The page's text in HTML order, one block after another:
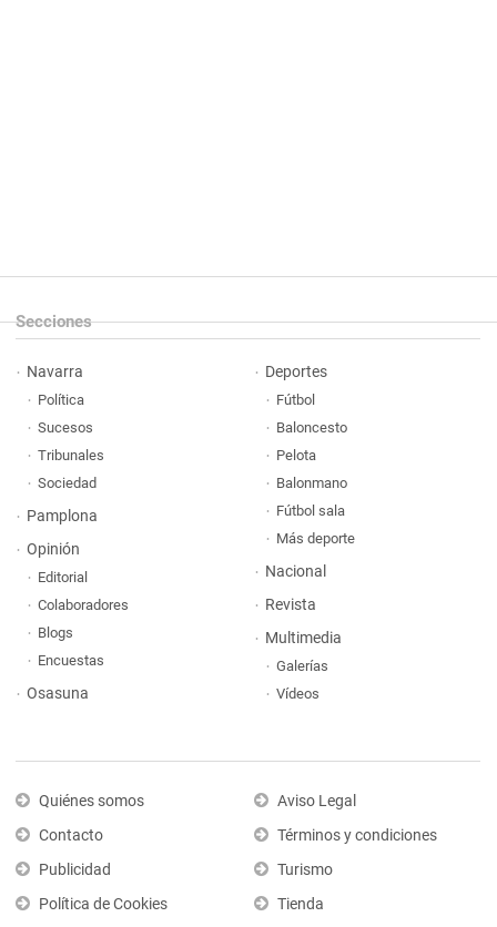
Secciones
Navarra
Política
Sucesos
Tribunales
Sociedad
Pamplona
Opinión
Editorial
Colaboradores
Blogs
Encuestas
Osasuna
Deportes
Fútbol
Baloncesto
Pelota
Balonmano
Fútbol sala
Más deporte
Nacional
Revista
Multimedia
Galerías
Vídeos
Quiénes somos
Contacto
Publicidad
Política de Cookies
Aviso Legal
Términos y condiciones
Turismo
Tienda